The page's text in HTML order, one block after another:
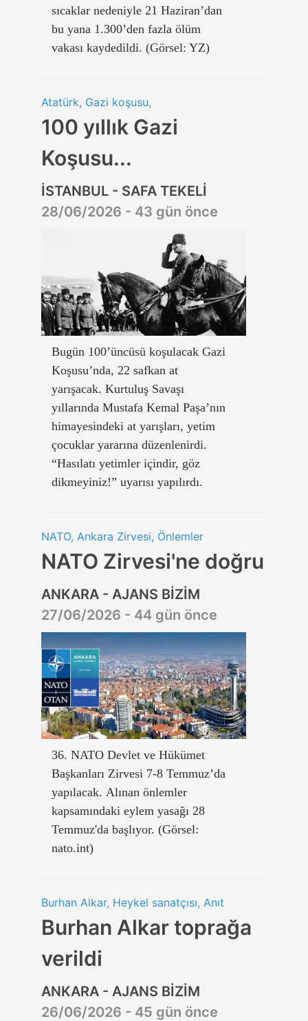
sıcaklar nedeniyle 21 Haziran’dan
bu yana 1.300’den fazla ölüm
vakası kaydedildi. (Görsel: YZ)
Atatürk, Gazi koşusu,
100 yıllık Gazi
Koşusu...
İSTANBUL - SAFA TEKELİ
28/06/2026 - 43 gün önce
Bugün 100’üncüsü koşulacak Gazi
Koşusu’nda, 22 safkan at
yarışacak. Kurtuluş Savaşı
yıllarında Mustafa Kemal Paşa’nın
himayesindeki at yarışları, yetim
çocuklar yararına düzenlenirdi.
“Hasılatı yetimler içindir, göz
dikmeyiniz!” uyarısı yapılırdı.
NATO, Ankara Zirvesi, Önlemler
NATO Zirvesi'ne doğru
ANKARA - AJANS BİZİM
27/06/2026 - 44 gün önce
36. NATO Devlet ve Hükümet
Başkanları Zirvesi 7-8 Temmuz’da
yapılacak. Alınan önlemler
kapsamındaki eylem yasağı 28
Temmuz'da başlıyor. (Görsel:
nato.int)
Burhan Alkar, Heykel sanatçısı, Anıt
Burhan Alkar toprağa
verildi
ANKARA - AJANS BİZİM
26/06/2026 - 45 gün önce